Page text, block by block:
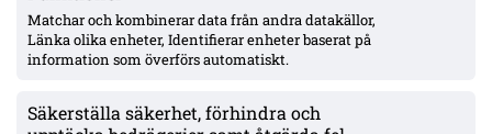
Matchar och kombinerar data från andra datakällor,
Länka olika enheter, Identifierar enheter baserat på
information som överförs automatiskt.
Säkerställa säkerhet, förhindra och
Mer om IFK Göteborg